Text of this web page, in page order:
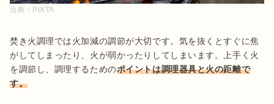
出典： PIXTA
焚き火調理では火加減の調節が大切です。気を抜くとすぐに焦
がしてしまったり、火が弱かったりしてしまいます。上手く火
を調節し、調理するためのポイントは調理器具と火の距離で
す。